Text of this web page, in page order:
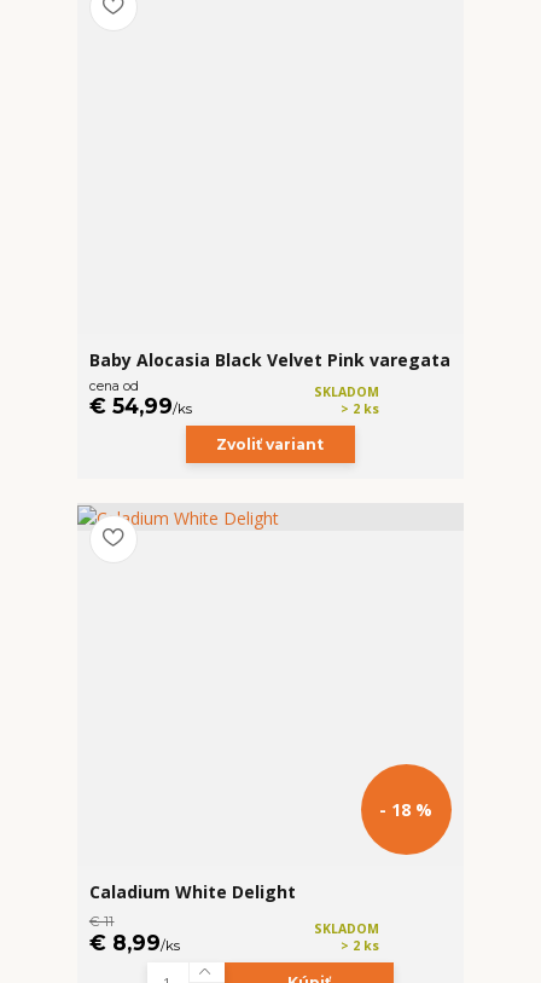
Baby Alocasia Black Velvet Pink varegata
cena od
€ 54,99/ks
SKLADOM
> 2 ks
Zvoliť variant
- 18 %
Caladium White Delight
€ 11
€ 8,99/ks
SKLADOM
> 2 ks